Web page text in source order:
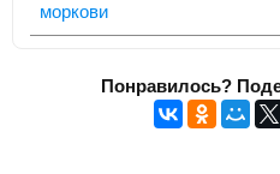
моркови
Понравилось?